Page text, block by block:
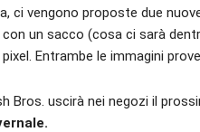
ci vengono proposte due
un sacco (cosa ci sarà
Entrambe le immagini
Bros. uscirà nei negozi il